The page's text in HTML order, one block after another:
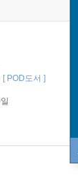
[ POD도서 ]